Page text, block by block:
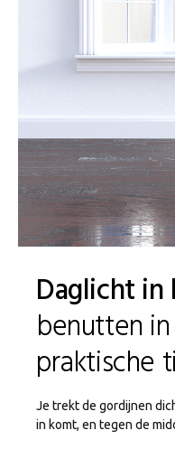
Daglicht in
benutten
praktische
Je trekt de gordijnen
in komt, en tegen de